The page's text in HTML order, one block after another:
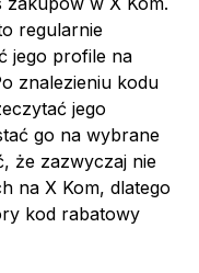
regularnie
jego profile na
znalezieniu kodu
jego
go na wybrane
że zazwyczaj nie
na X Kom, dlatego
kod rabatowy